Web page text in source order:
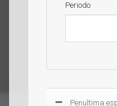
Periodo
Mostra
Penultima